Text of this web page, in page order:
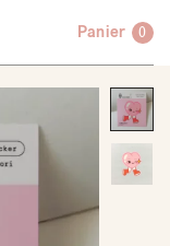
Panier 0